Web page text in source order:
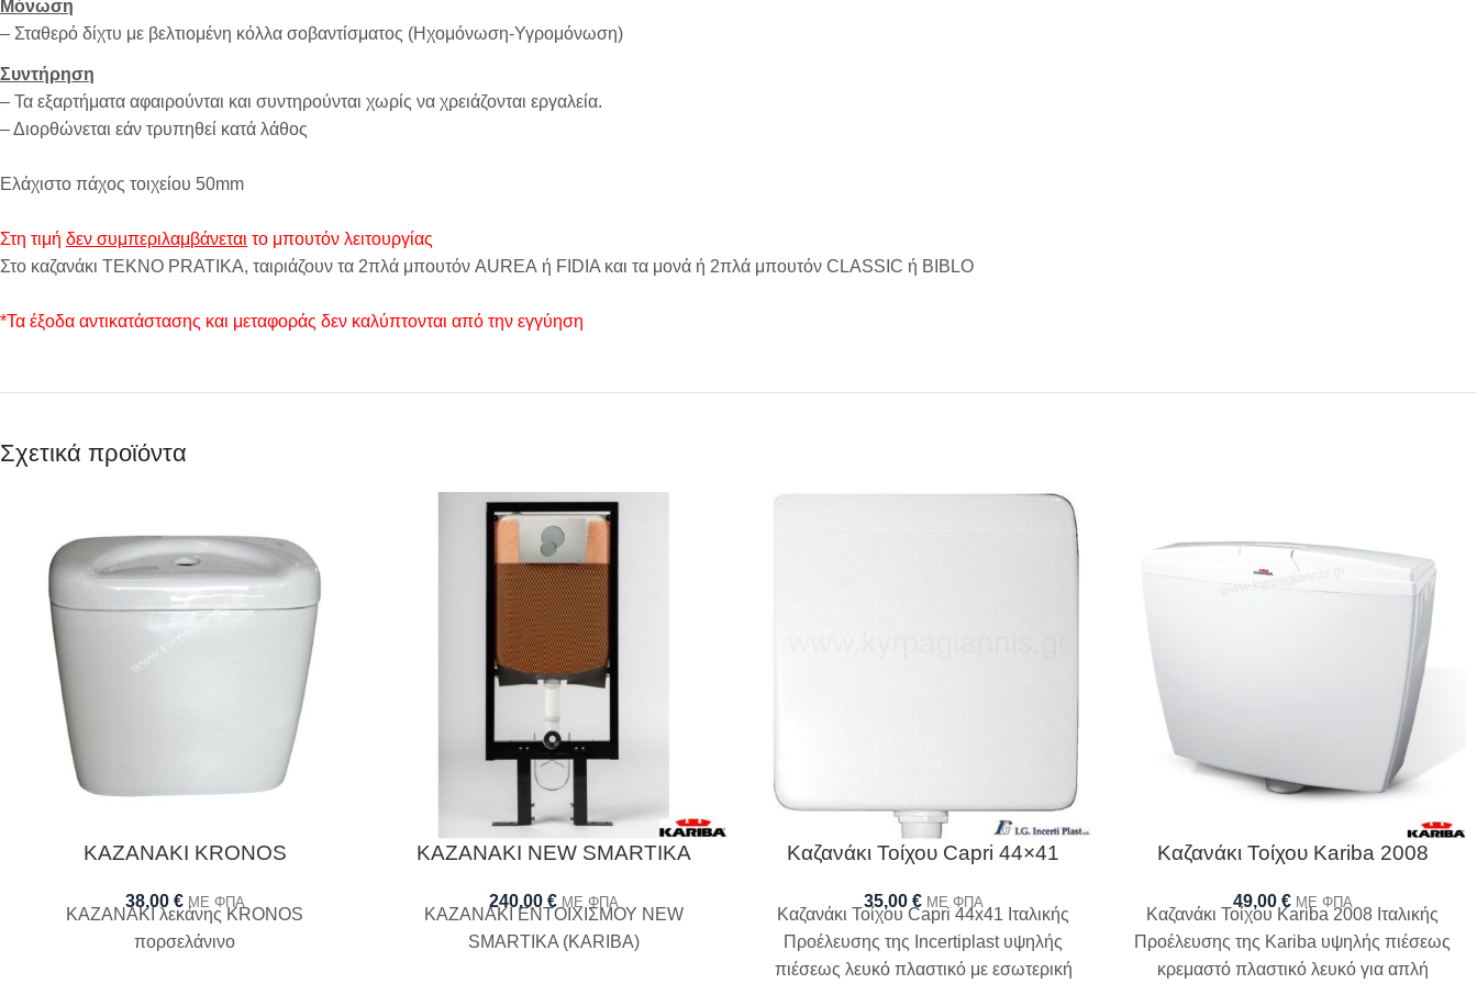
Μόνωση
– Σταθερό δίχτυ με βελτιομένη κόλλα σοβαντίσματος (Ηχομόνωση-Υγρομόνωση)
Συντήρηση
– Τα εξαρτήματα αφαιρούνται και συντηρούνται χωρίς να χρειάζονται εργαλεία.
– Διορθώνεται εάν τρυπηθεί κατά λάθος
Ελάχιστο πάχος τοιχείου 50mm
Στη τιμή δεν συμπεριλαμβάνεται το μπουτόν λειτουργίας
Στο καζανάκι TEKNO PRATIKA, ταιριάζουν τα 2πλά μπουτόν AUREA ή FIDIA και τα μονά ή 2πλά μπουτόν CLASSIC ή BIBLO
*Τα έξοδα αντικατάστασης και μεταφοράς δεν καλύπτονται από την εγγύηση
Σχετικά προϊόντα
ΚΑΖΑΝΑΚΙ KRONOS
38,00 € ΜΕ ΦΠΑ
ΚΑΖΑΝΑΚΙ λεκάνης KRONOS
πορσελάνινο
ΚΑΖΑΝΑΚΙ NEW SMARTIKA
240,00 € ΜΕ ΦΠΑ
ΚΑΖΑΝΑΚΙ ΕΝΤΟΙΧΙΣΜΟΥ NEW
SMARTIKA (KARIBA)
Καζανάκι Τοίχου Capri 44×41
35,00 € ΜΕ ΦΠΑ
Καζανάκι Τοίχου Capri 44x41 Ιταλικής
Προέλευσης της Incertiplast υψηλής
πιέσεως λευκό πλαστικό με εσωτερική
Καζανάκι Τοίχου Kariba 2008
49,00 € ΜΕ ΦΠΑ
Καζανάκι Τοίχου Kariba 2008 Ιταλικής
Προέλευσης της Kariba υψηλής πιέσεως
κρεμαστό πλαστικό λευκό για απλή